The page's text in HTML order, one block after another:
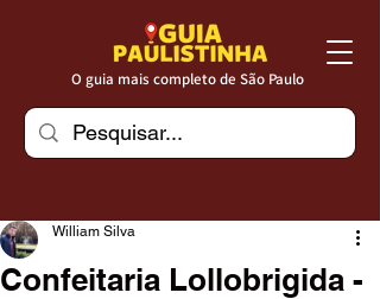
O guia mais completo de São Paulo
Confeitaria Lollobrigida -
William Silva